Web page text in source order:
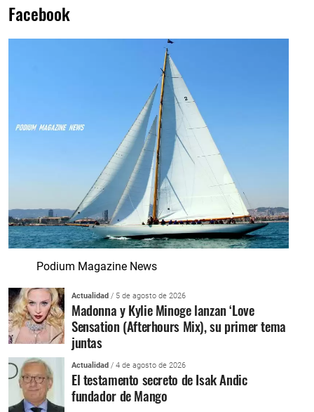
Facebook
Podium Magazine News
Actualidad / 5 de agosto de 2026
Madonna y Kylie Minoge lanzan ‘Love
Sensation (Afterhours Mix), su primer tema
juntas
Actualidad / 4 de agosto de 2026
El testamento secreto de Isak Andic
fundador de Mango